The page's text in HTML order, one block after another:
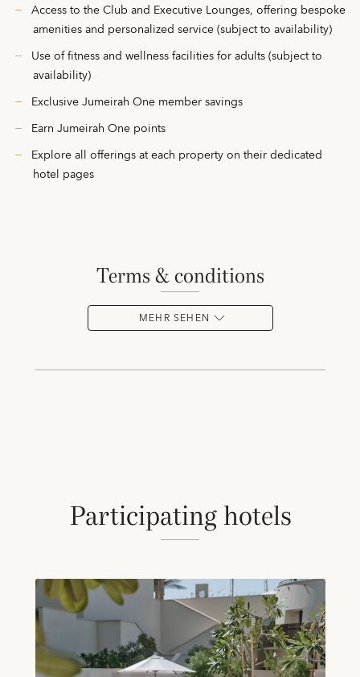
Access to the Club and Executive Lounges, offering bespoke
amenities and personalized service (subject to availability)
Use of fitness and wellness facilities for adults (subject to
availability)
Exclusive Jumeirah One member savings
Earn Jumeirah One points
Explore all offerings at each property on their dedicated
hotel pages
terms & conditions
MEHR SEHEN
Participating hotels